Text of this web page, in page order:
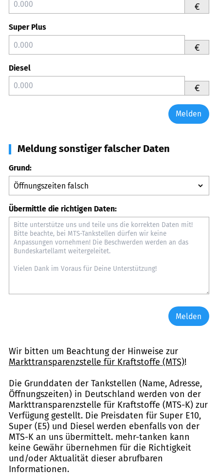
€
Super Plus
€
Diesel
€
Melden
Meldung sonstiger falscher Daten
Grund:
Übermittle die richtigen Daten:
Melden
Wir bitten um Beachtung der Hinweise zur
Markttransparenzstelle für Kraftstoffe (MTS)!
Die Grunddaten der Tankstellen (Name, Adresse,
Öffnungszeiten) in Deutschland werden von der
Markttransparenzstelle für Kraftstoffe (MTS-K) zur
Verfügung gestellt. Die Preisdaten für Super E10,
Super (E5) und Diesel werden ebenfalls von der
MTS-K an uns übermittelt. mehr-tanken kann
keine Gewähr übernehmen für die Richtigkeit
und/oder Aktualität dieser abrufbaren
Informationen.